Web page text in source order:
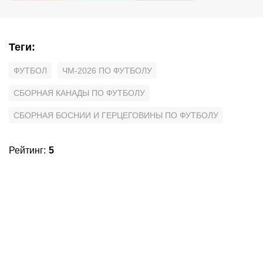
Теги:
ФУТБОЛ ЧМ-2026 ПО ФУТБОЛУ
СБОРНАЯ КАНАДЫ ПО ФУТБОЛУ
СБОРНАЯ БОСНИИ И ГЕРЦЕГОВИНЫ ПО ФУТБОЛУ
Рейтинг: 5